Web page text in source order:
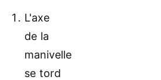
L'axe
de la
manivelle
se tord